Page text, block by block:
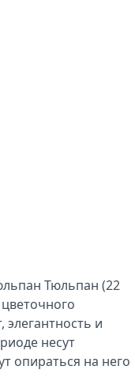
Тюльпан (22
элегантность и
несут
опираться на него